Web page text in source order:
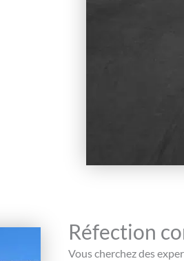
Réfection
Vous cherchez des